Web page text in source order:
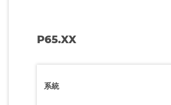
P65.XX
系統